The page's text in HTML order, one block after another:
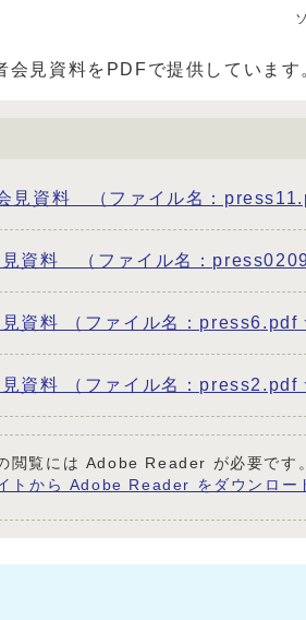
見資料をPDFで提供しています
見資料 （ファイル名：
資料 （ファイル名：
資料 （ファイル名：press6.pdf
資料 （ファイル名：press2.pdf
閲覧には Adobe Reader が必要です
トから Adobe Reader をダウンロー